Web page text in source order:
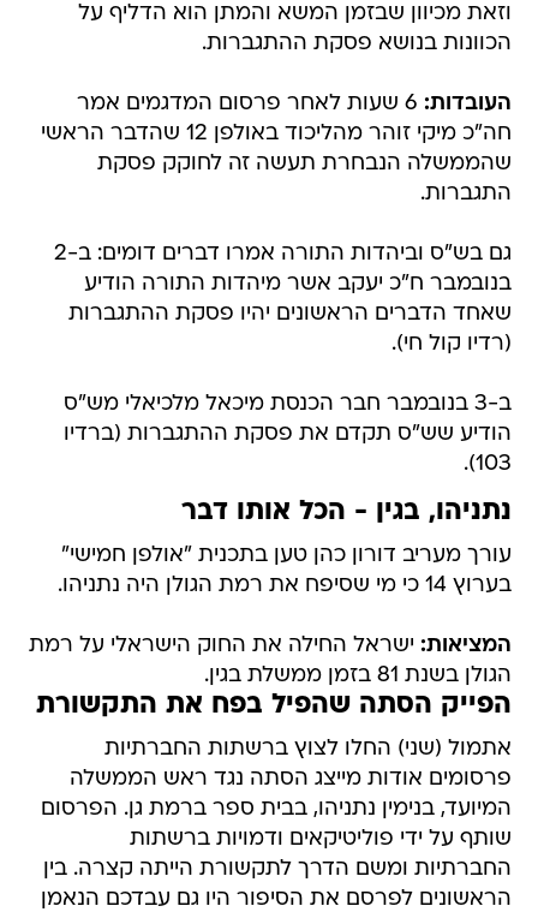
וזאת מכיוון שבזמן המשא והמתן הוא הדליף על
הכוונות בנושא פסקת ההתגברות.
העובדות:
6 שעות לאחר פרסום המדגמים אמר
חה"כ מיקי זוהר מהליכוד באולפן 12 שהדבר הראשי
שהממשלה הנבחרת תעשה זה לחוקק פסקת
התגברות.
גם בש"ס וביהדות התורה אמרו דברים דומים: ב-2
בנובמבר ח"כ יעקב אשר מיהדות התורה הודיע
שאחד הדברים הראשונים יהיו פסקת ההתגברות
(רדיו קול חי).
ב-3 בנובמבר חבר הכנסת מיכאל מלכיאלי מש"ס
הודיע שש"ס תקדם את פסקת ההתגברות (ברדיו
103).
נתניהו, בגין - הכל אותו דבר
עורך מעריב דורון כהן טען בתכנית "אולפן חמישי"
בערוץ 14 כי מי שסיפח את רמת הגולן היה נתניהו.
המציאות: ישראל החילה את החוק הישראלי על רמת
הגולן בשנת 81 בזמן ממשלת בגין.
הפייק הסתה שהפיל בפח את התקשורת
אתמול (שני) החלו לצוץ ברשתות החברתיות
פרסומים אודות מייצג הסתה נגד ראש הממשלה
המיועד, בנימין נתניהו, בבית ספר ברמת גן. הפרסום
שותף על ידי פוליטיקאים ודמויות ברשתות
החברתיות ומשם הדרך לתקשורת הייתה קצרה. בין
הראשונים לפרסם את הסיפור היו גם עבדכם הנאמן